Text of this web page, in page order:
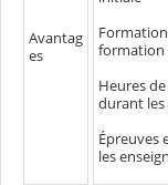
Avantag
es
formation
Heures
durant
Épreuves
les